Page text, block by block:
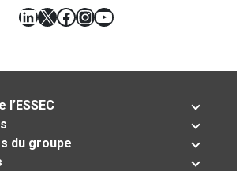
LinkedIn
X Facebook
Instagram
YouTube
du groupe